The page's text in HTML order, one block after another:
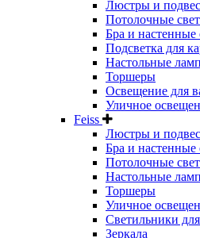
Люстры и
Потолочные
Бра и настенные
Подсветка для
Настольные
Торшеры
Освещение для
Уличное
Feiss
Люстры и
Бра и настенные
Потолочные
Настольные
Торшеры
Уличное
Светильники
Зеркала